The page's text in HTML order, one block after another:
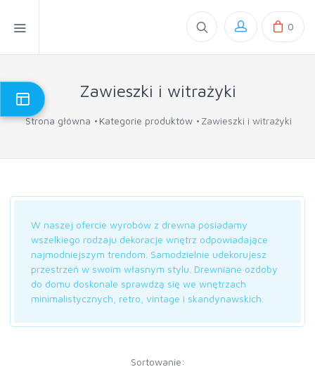
0
Zawieszki i witrażyki
Strona główna Kategorie produktów Zawieszki i witrażyki
W naszej ofercie wyrobów z drewna posiadamy
wszelkiego rodzaju dekoracje wnętrz odpowiadające
najmodniejszym trendom. Samodzielnie udekorujesz
przestrzeń w swoim własnym stylu. Drewniane ozdoby
do domu doskonale sprawdzą się we wnętrzach
minimalistycznych, retro, vintage i skandynawskich.
Sortowanie: